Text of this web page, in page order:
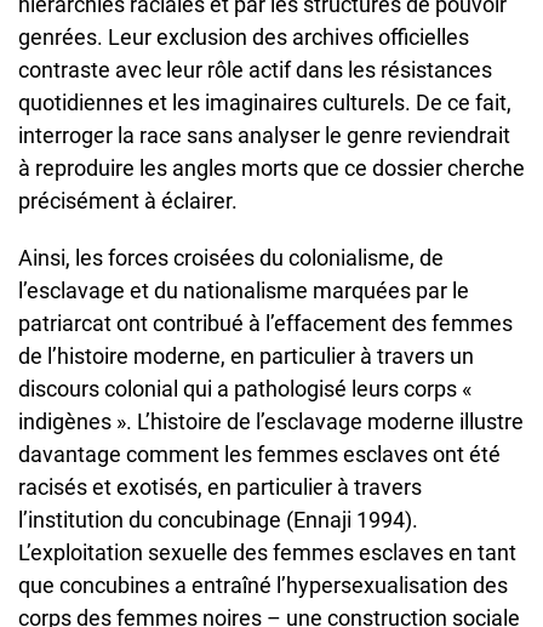
genrées. Leur exclusion des archives officielles
contraste avec leur rôle actif dans les résistances
quotidiennes et les imaginaires culturels. De ce fait,
interroger la race sans analyser le genre reviendrait
à reproduire les angles morts que ce dossier cherche
précisément à éclairer.
Ainsi, les forces croisées du colonialisme, de
l’esclavage et du nationalisme marquées par le
patriarcat ont contribué à l’effacement des femmes
de l’histoire moderne, en particulier à travers un
discours colonial qui a pathologisé leurs corps «
indigènes ». L’histoire de l’esclavage moderne illustre
davantage comment les femmes esclaves ont été
racisés et exotisés, en particulier à travers
l’institution du concubinage (Ennaji 1994).
L’exploitation sexuelle des femmes esclaves en tant
que concubines a entraîné l’hypersexualisation des
corps des femmes noires – une construction sociale